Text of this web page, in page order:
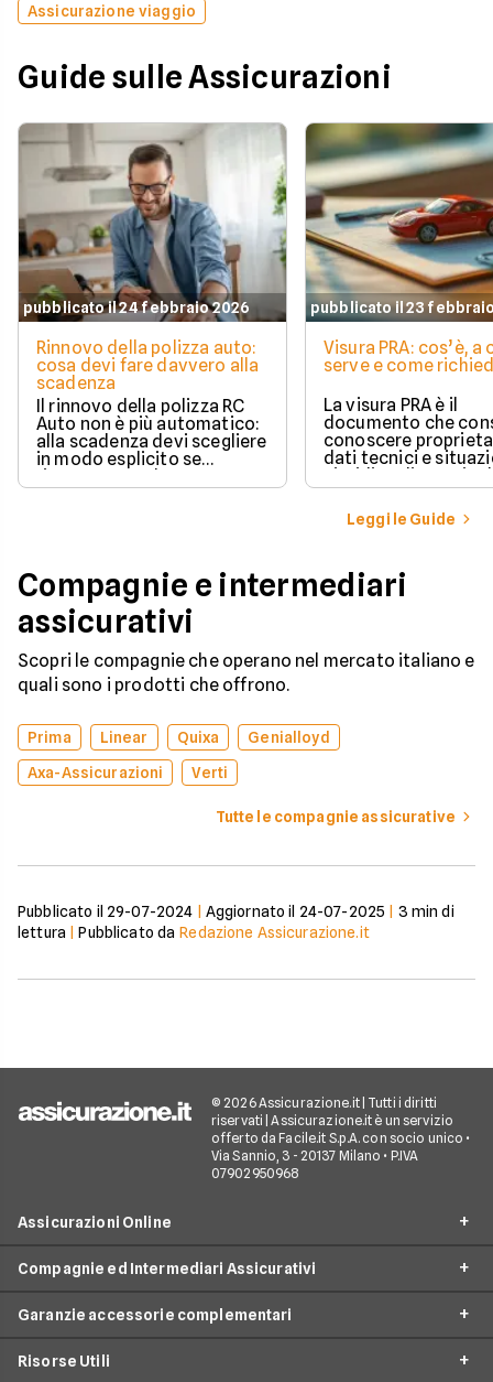
Assicurazione viaggio
Guide sulle Assicurazioni
pubblicato il 24 febbraio 2026
Rinnovo della polizza auto:
cosa devi fare davvero alla
scadenza
Il rinnovo della polizza RC
Auto non è più automatico:
alla scadenza devi scegliere
in modo esplicito se
rinnovare con la stessa
compagnia o stipulare un
pubblicato il 23
Visura PRA: cos’è, a
serve e come
La visura PRA è il
documento che
conoscere
dati tecnici e
giuridica di un
iscritto al Pubblico
Automobilistico.
Leggi le Guide
Compagnie e intermediari
assicurativi
Scopri le compagnie che operano nel mercato italiano e
quali sono i prodotti che offrono.
Prima Linear Quixa
Genialloyd
Axa-Assicurazioni
Verti
Tutte le compagnie assicurative
Pubblicato il 29-07-2024 Aggiornato il 24-07-2025 3 min di
lettura |Pubblicato da Redazione Assicurazione.it
© 2026 Assicurazione.it | Tutti i diritti
riservati | Assicurazione.it è un servizio
offerto da Facile.it S.p.A. con socio unico •
Via Sannio, 3 - 20137 Milano • P.IVA
07902950968
Assicurazioni Online
RC Auto
RC Moto
Assicurazione Ciclomotore
Compagnie ed Intermediari Assicurativi
Allianz Direct
Garanzie accessorie complementari
Risorse Utili